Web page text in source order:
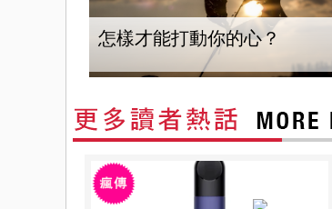
怎樣才能打動你的心？